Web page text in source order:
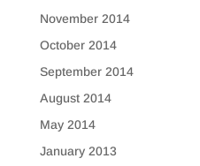
November 2014
October 2014
September 2014
August 2014
May 2014
January 2013